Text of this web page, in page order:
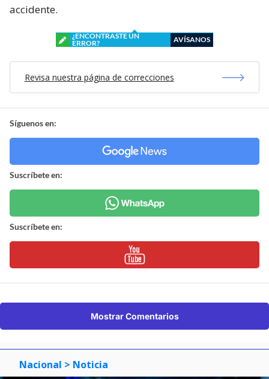
accidente.
¿ENCONTRASTE UN
ERROR?
AVÍSANOS
Revisa nuestra página de correcciones
Síguenos en:
Suscríbete en:
Suscríbete en:
Mostrar Comentarios
Nacional > Noticia